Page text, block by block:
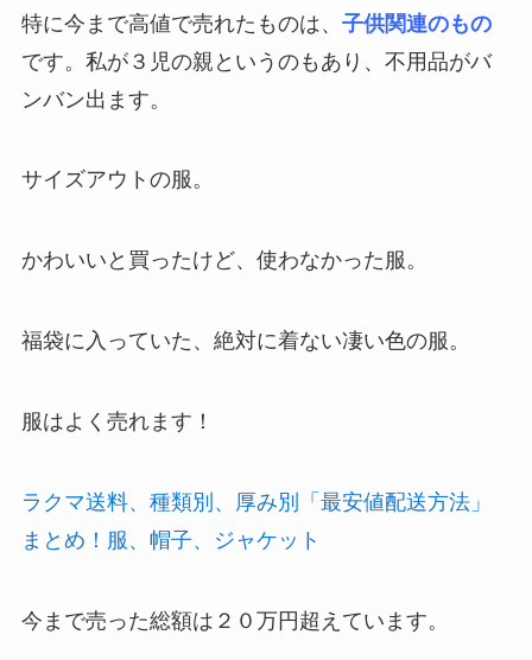
特に今まで高値で売れたものは、 子供関連のもの
です。私が３児の親というのもあり、不用品がバ
ンバン出ます。
サイズアウトの服。
かわいいと買ったけど、使わなかった服。
福袋に入っていた、絶対に着ない凄い色の服。
服はよく売れます！
ラクマ送料、種類別、厚み別「最安値配送方法」
まとめ！服、帽子、ジャケット
今まで売った総額は２０万円超えています。